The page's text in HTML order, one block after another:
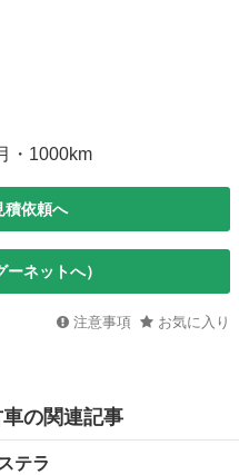
1000km
積依頼へ
ネットへ）
注意事項 お気に入り
の関連記事
テラ